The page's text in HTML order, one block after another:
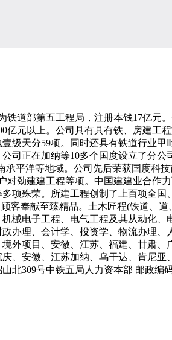
部第五工程局，注册本钱17亿元
亿元以上。公司具有具有铁、房建
级天分59项。同时还具有铁道行业
正在加纳等10多个国度设立了分
平洋等地域。公司先后荣获国度科
劲建建工程等项。中国建建业合作
项殊荣。所建工程创制了上百项全
客奉献至臻精品。土木匠程(铁道、
械电子工程、电气工程及其从动化
办理、会计学、投资学、物流办理
项目、安徽、江苏、福建、甘肃
、安徽、江苏加纳、乌干达、肯尼
309号中铁五局人力资本部 邮政编码